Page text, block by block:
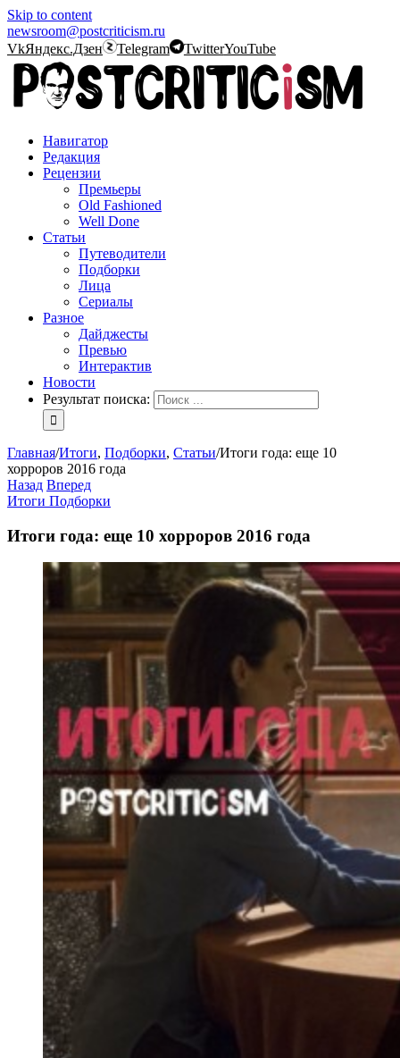
Skip to content
newsroom@postcriticism.ru
VkЯндекс.Дзен Telegram TwitterYouTube
Навигатор
Редакция
Рецензии
Премьеры
Old Fashioned
Well Done
Статьи
Путеводители
Подборки
Лица
Сериалы
Разное
Дайджесты
Превью
Интерактив
Новости
Результат поиска:
Главная/Итоги, Подборки, Статьи/Итоги года: еще 10
хорроров 2016 года
Назад Вперед
Итоги Подборки
Итоги года: еще 10 хорроров 2016 года